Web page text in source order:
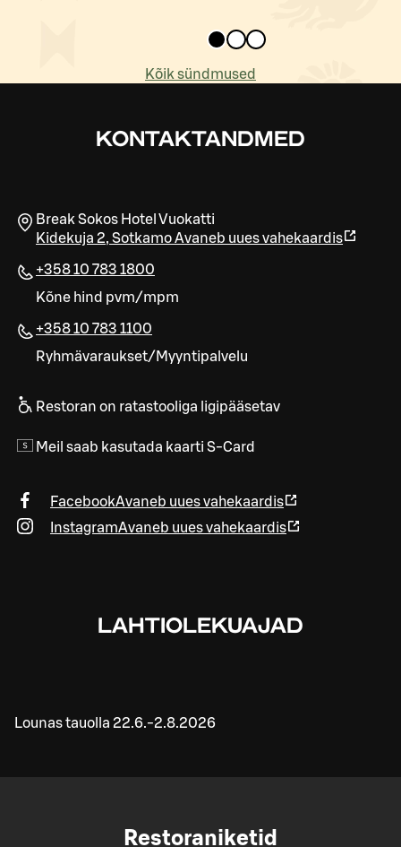
Kõik sündmused
KONTAKTANDMED
Break Sokos Hotel Vuokatti
Kidekuja 2, SotkamoAvaneb uues vahekaardis
+358 10 783 1800
Kõne hind pvm/mpm
+358 10 783 1100
Ryhmävaraukset/Myyntipalvelu
Restoran on ratastooliga ligipääsetav
Meil saab kasutada kaarti S-Card
FacebookAvaneb uues vahekaardis
InstagramAvaneb uues vahekaardis
LAHTIOLEKUAJAD
Lounas tauolla 22.6.-2.8.2026
Restoraniketid